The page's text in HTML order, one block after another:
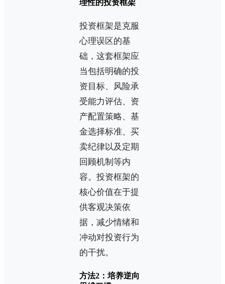
理性的投资框架
投资框架是克服
心理误区的基
础，这套框架应
当包括明确的投
资目标、风险承
受能力评估、资
产配置策略、基
金选择标准、买
卖纪律以及定期
回顾机制等内
容。投资框架的
核心价值在于提
供客观决策依
据，减少情绪和
冲动对投资行为
的干扰。
方法2：培养逆向